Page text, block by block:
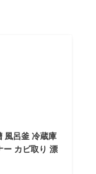
風呂釜 冷蔵庫
ー カビ取り 漂